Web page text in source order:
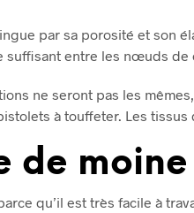
par sa porosité et son
entre les nœuds
ne seront pas les
à touffeter. Les
de moine
qu’il est très facile à